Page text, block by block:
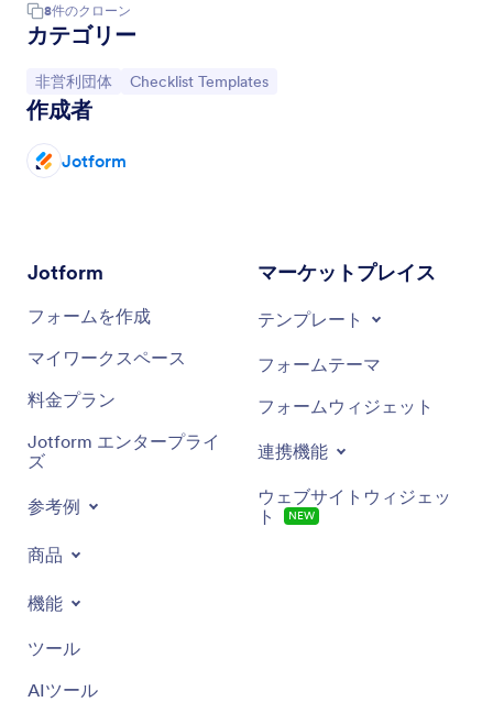
8件のクローン
カテゴリー
カテゴリーへ移動：
非営利団体 カテゴリーへ移動：
Checklist Templates
作成者
Jotform
Jotform
フォームを作成
マイワークスペース
料金プラン
Jotform エンタープライ
ズ
参考例
商品
機能
ツール
AIツール
マーケットプレイス
テンプレート
フォームテーマ
フォームウィジェット
連携機能
ウェブサイトウィジェッ
ト
NEW